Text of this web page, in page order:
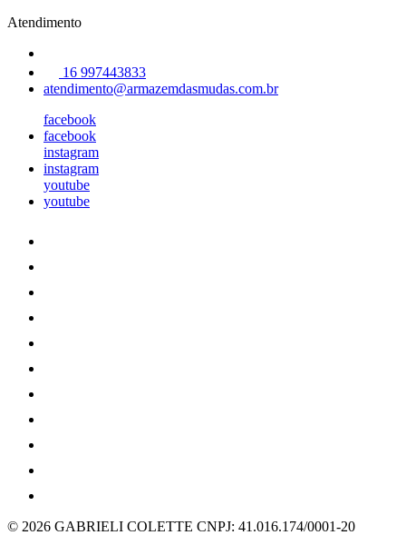
Atendimento
16 997443833
atendimento@armazemdasmudas.com.br
facebook
facebook
instagram
instagram
youtube
youtube
© 2026 GABRIELI COLETTE CNPJ: 41.016.174/0001-20